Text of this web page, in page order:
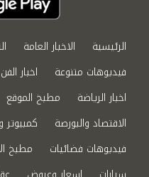
الرئيسية الاخبار العامة
فيديوهات متنوعة
اخبار الفن
اخبار الرياضة
مطبخ الموقع
الاقتصاد والبورصة
كمبيوتر
فيديوهات فضائيات
مطبخ